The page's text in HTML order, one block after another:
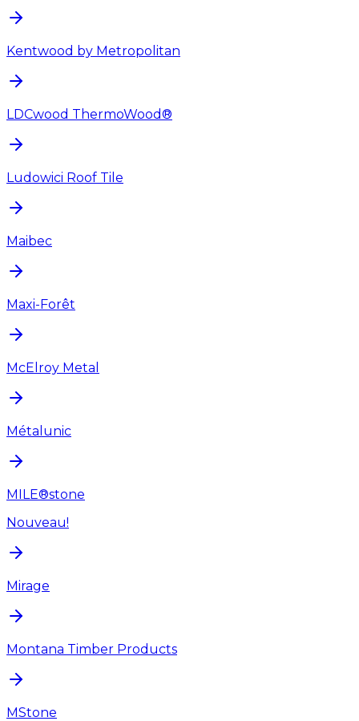
Kentwood by Metropolitan
LDCwood ThermoWood®
Ludowici Roof Tile
Maibec
Maxi-Forêt
McElroy Metal
Métalunic
MILE®stone
Nouveau!
Mirage
Montana Timber Products
MStone